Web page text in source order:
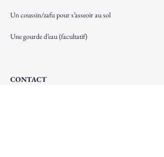
Un coussin/zafu pour s’asseoir au sol
Une gourde d’eau (facultatif)
CONTACT